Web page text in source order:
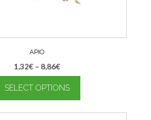
APIO
1,32€ – 8,86€
SELECT OPTIONS